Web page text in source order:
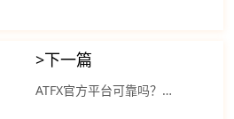
>下一篇
ATFX官方平台可靠吗？黄金价格一会震荡走高刷新历史高点